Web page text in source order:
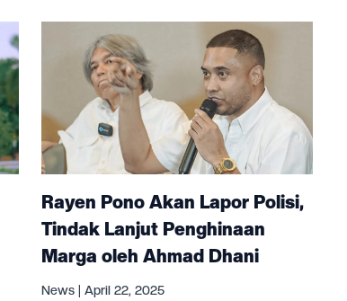
Rayen Pono Akan Lapor Polisi,
Tindak Lanjut Penghinaan
Marga oleh Ahmad Dhani
News| April 22, 2025